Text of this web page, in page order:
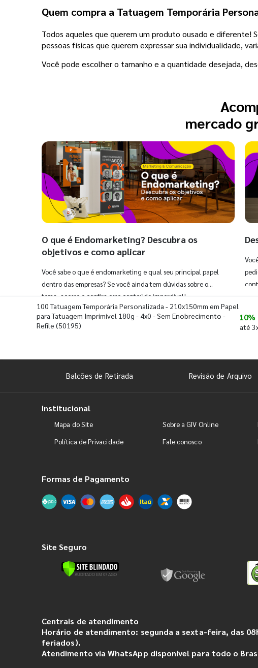
Quem compra a Tatuagem Temporária
Todos aqueles que querem um produto ousado e diferente!
pessoas físicas que querem expressar sua individualidade,
Você pode escolher o tamanho e a quantidade desejada,
mercado
O que é Endomarketing? Descubra os
objetivos e como aplicar
Você sabe o que é endomarketing e qual seu principal papel
dentro das empresas? Se você ainda tem dúvidas sobre o
tema, acesse e confira esse conteúdo imperdível!
100 Tatuagem Temporária Personalizada - 210x150mm em Papel
para Tatuagem Imprimível 180g - 4x0 - Sem Enobrecimento -
Refile (50195)
10%
até
Balcões de Retirada Revisão de Arquivo
Institucional
Mapa do Site Sobre a GIV Online
Política de Privacidade
Fale conosco
Formas de Pagamento
Site Seguro
Centrais de atendimento
Horário de atendimento: segunda a sexta-feira, das
feriados).
Atendimento via WhatsApp disponível para todo o